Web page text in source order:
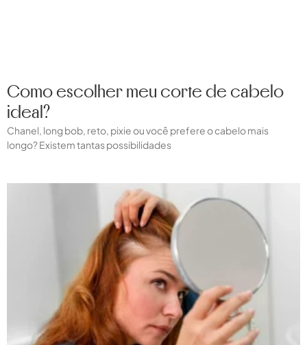
Como escolher meu corte de cabelo
ideal?
Chanel, long bob, reto, pixie ou você prefere o cabelo mais
longo? Existem tantas possibilidades